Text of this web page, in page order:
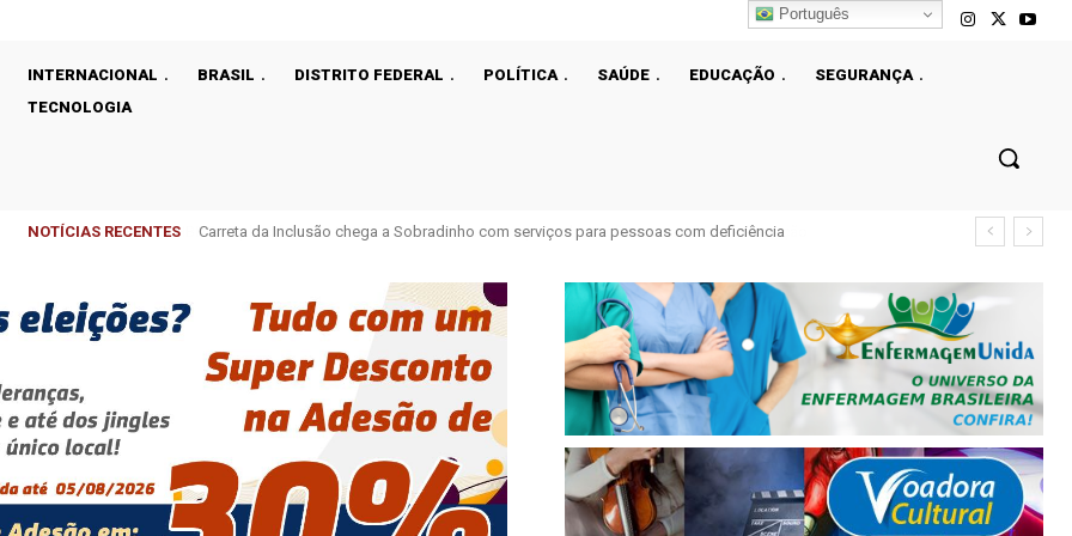
INTERNACIONAL BRASIL DISTRITO FEDERAL POLÍTICA SAÚDE EDUCAÇÃO
SEGURANÇA
TECNOLOGIA
NOTÍCIAS RECENTES Carreta da Inclusão chega a Sobradinho com serviços para pessoas com deficiência
Português